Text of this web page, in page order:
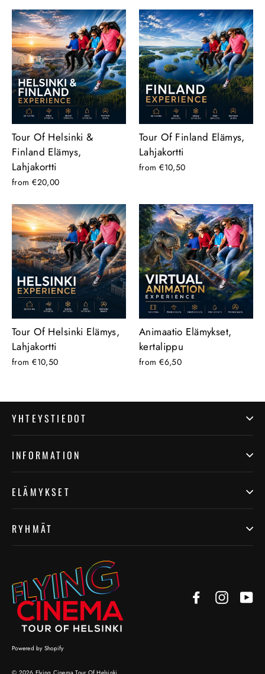
Tour Of Helsinki &
Finland Elämys,
Lahjakortti
from €20,00
Tour Of Finland Elämys,
Lahjakortti
from €10,50
Tour Of Helsinki Elämys,
Lahjakortti
from €10,50
Animaatio Elämykset,
kertalippu
from €6,50
YHTEYSTIEDOT
INFORMATION
ELÄMYKSET
RYHMÄT
Facebook
Powered by Shopify